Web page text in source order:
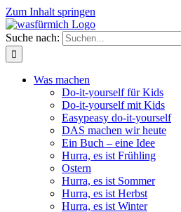
Zum Inhalt springen
Suche nach:
Was machen
Do-it-yourself für Kids
Do-it-yourself mit Kids
Easypeasy do-it-yourself
DAS machen wir heute
Ein Buch – eine Idee
Hurra, es ist Frühling
Ostern
Hurra, es ist Sommer
Hurra, es ist Herbst
Hurra, es ist Winter